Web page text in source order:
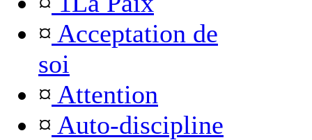
¤ Acceptation de
soi
¤ Attention
¤ Auto-discipline